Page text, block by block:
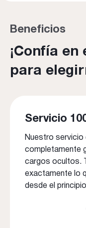
Beneficios
¡Confía en
para
Servicio
Nuestro servicio
completamente
cargos ocultos.
exactamente lo
desde el principio